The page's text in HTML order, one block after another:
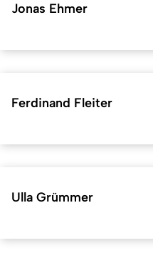
Jonas Ehmer
Ferdinand Fleiter
Ulla Grümmer